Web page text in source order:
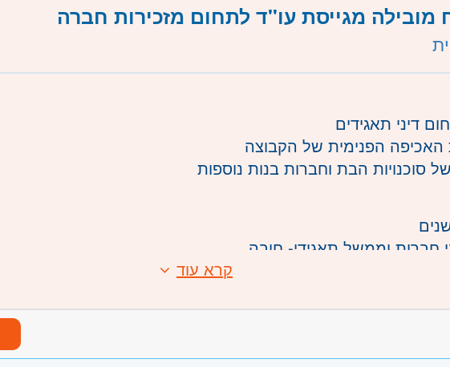
מובילה מגייסת עו"ד לתחום מזכירות חברה
דיני תאגידים
האכיפה הפנימית של הקבוצה
סוכנויות הבת וחברות בנות נוספות
חברות וממשל תאגידי- חובה
מלאה
קרא עוד